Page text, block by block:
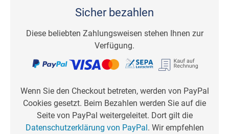
Sicher bezahlen
Diese beliebten Zahlungsweisen stehen Ihnen zur
Verfügung.
Wenn Sie den Checkout betreten, werden von PayPal
Cookies gesetzt. Beim Bezahlen werden Sie auf die
Seite von PayPal weitergeleitet. Dort gilt die
Datenschutzerklärung von PayPal. Wir empfehlen